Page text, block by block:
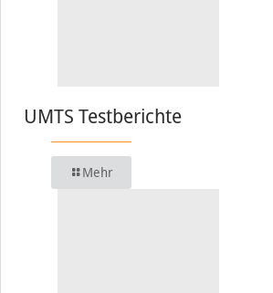
UMTS Testberichte
Mehr